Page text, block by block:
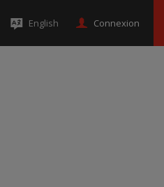
English Connexion